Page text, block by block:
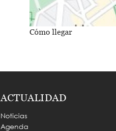
Cómo llegar
ACTUALIDAD
Noticias
Agenda